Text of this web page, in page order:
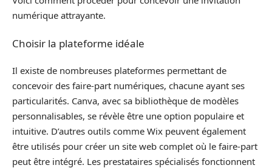
numérique attrayante.
Choisir la plateforme idéale
Il existe de nombreuses plateformes permettant de
concevoir des faire-part numériques, chacune ayant ses
particularités. Canva, avec sa bibliothèque de modèles
personnalisables, se révèle être une option populaire et
intuitive. D’autres outils comme Wix peuvent également
être utilisés pour créer un site web complet où le faire-part
peut être intégré. Les prestataires spécialisés fonctionnent